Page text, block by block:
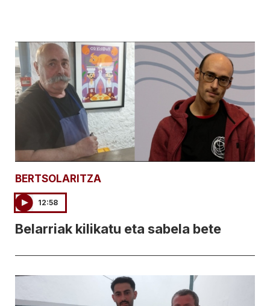
BERTSOLARITZA
12:58
Belarriak kilikatu eta sabela bete